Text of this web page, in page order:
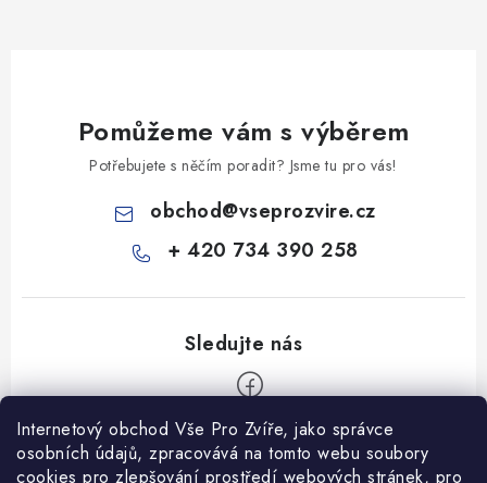
Internetový obchod Vše Pro Zvíře, jako správce
osobních údajů, zpracovává na tomto webu soubory
cookies pro zlepšování prostředí webových stránek, pro
Pomůžeme vám s výběrem
Potřebujete s něčím poradit? Jsme tu pro vás!
obchod@vseprozvire.cz
+ 420 734 390 258